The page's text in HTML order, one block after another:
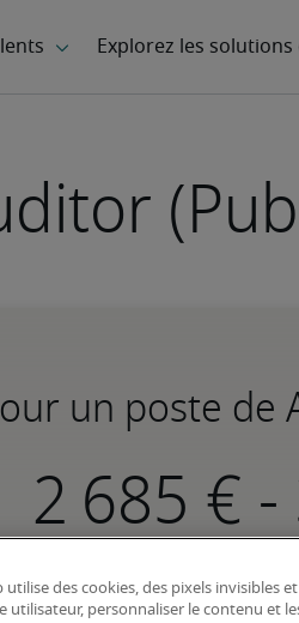
un poste de
-
1% supérieur à la
utilise des cookies, des pixels invisibles
utilisateur, personnaliser le contenu et